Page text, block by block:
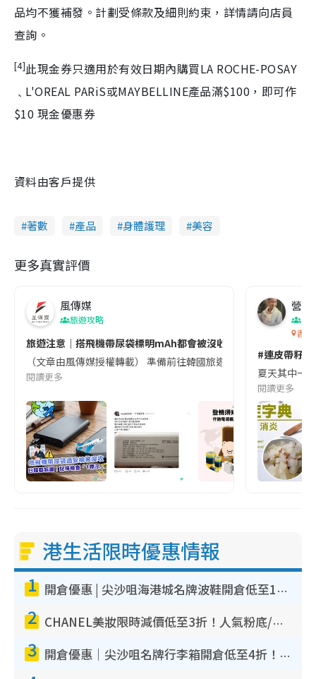
品均不獲補發。計劃受條款及細則約束，詳情請向店員
查詢。
[4]此現金券只適用於有效日期內購買LA ROCHE-POSAY
﹑L'OREAL PARiS或MAYBELLINE產品滿$100，即可作
$10 現金優惠券
資料由客戶提供
著數 產品 身體護理 美容
更多真實評價
風傳媒
旅遊攻略
旅遊注意｜搭飛機帶尿袋標明mAh都會被沒收😱出發前切記檢查
（文章由風傳媒授權轉載） 準備前往韓國旅遊的民眾，近期要
閱讀更多
營養
香港
#連皮帶籽
夏天其中一
閱讀更多
港生活限時優惠情報
1 開倉優惠 | 尖沙咀海港城名牌波鞋開倉低至1折！On鞋$899起／Joy&Peace鞋履$98起
2 CHANEL美妝限時減價低至3折！人氣粉底/唇膏/精華液低至$275！COCO香水都有平
3 開倉優惠｜尖沙咀名牌行李箱開倉低至4折！一連5日 American Tourister/ace./Hallmark $200起！